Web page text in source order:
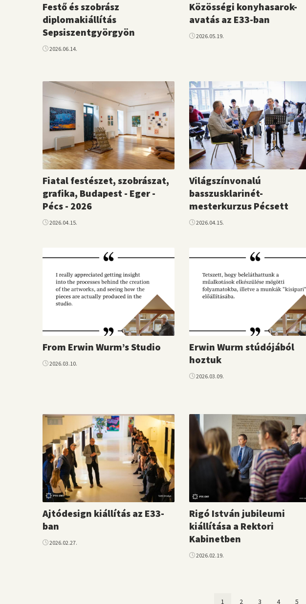
Festő és szobrász
diplomakiállítás
Sepsiszentgyörgyön
2026.06.14.
Közösségi konyhasarok-
avatás az E33-ban
2026.05.19.
Fiatal festészet, szobrászat,
grafika, Budapest - Eger -
Pécs - 2026
2026.04.15.
Világszínvonalú
basszusklarinét-
mesterkurzus Pécsett
2026.04.15.
From Erwin Wurm’s Studio
2026.03.10.
Erwin Wurm stúdójából
hoztuk
2026.03.09.
Ajtódesign kiállítás az E33-
ban
2026.02.27.
Rigó István jubileumi
kiállítása a Rektori
Kabinetben
2026.02.19.
Jelenlegi
1 Page
2 Page
3 Page
4 Page
5